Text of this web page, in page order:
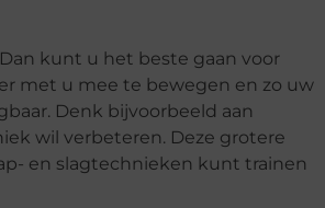
kunt u het beste gaan voor
met u mee te bewegen en zo uw
Denk bijvoorbeeld aan
wil verbeteren. Deze grotere
en slagtechnieken kunt trainen